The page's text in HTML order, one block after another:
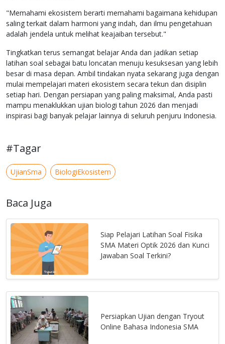
"Memahami ekosistem berarti memahami bagaimana kehidupan
saling terkait dalam harmoni yang indah, dan ilmu pengetahuan
adalah jendela untuk melihat keajaiban tersebut."
Tingkatkan terus semangat belajar Anda dan jadikan setiap
latihan soal sebagai batu loncatan menuju kesuksesan yang lebih
besar di masa depan. Ambil tindakan nyata sekarang juga dengan
mulai mempelajari materi ekosistem secara tekun dan disiplin
setiap hari. Dengan persiapan yang paling maksimal, Anda pasti
mampu menaklukkan ujian biologi tahun 2026 dan menjadi
inspirasi bagi banyak pelajar lainnya di seluruh penjuru Indonesia.
#Tagar
UjianSma BiologiEkosistem
Baca Juga
Siap Pelajari Latihan Soal Fisika
SMA Materi Optik 2026 dan Kunci
Jawaban Soal Terkini?
Persiapkan Ujian dengan Tryout
Online Bahasa Indonesia SMA